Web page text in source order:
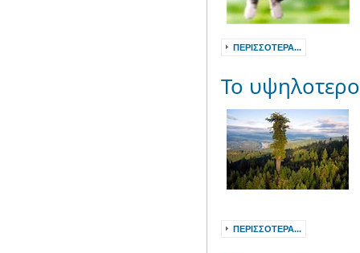
ΠΕΡΙΣΣΌΤΕΡΑ...
Το
ΠΕΡΙΣΣΌΤΕΡΑ...